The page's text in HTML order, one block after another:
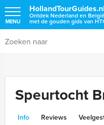
HollandTourGuides.nl
Ontdek Nederland en
met de gouden gids van
MENU
Speurtocht
Info Reviews